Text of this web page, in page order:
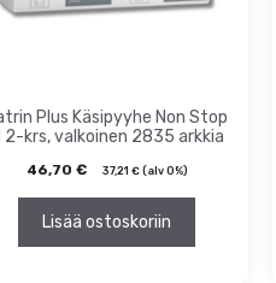
Plus Käsipyyhe Non Stop
2-krs, valkoinen 2835 arkkia
46,70 € 37,21 €(alv 0%)
Lisää ostoskoriin